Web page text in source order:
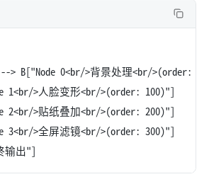
> B["Node 0<br/>背景处理<br/>(order:
1<br/>人脸变形<br/>(order: 100)"]
2<br/>贴纸叠加<br/>(order: 200)"]
3<br/>全屏滤镜<br/>(order: 300)"]
输出"]